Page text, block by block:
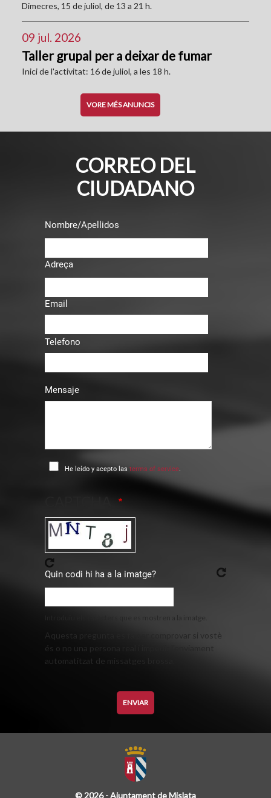
Dimecres, 15 de juliol, de 13 a 21 h.
09 jul. 2026
Taller grupal per a deixar de fumar
Inici de l'activitat: 16 de juliol, a les 18 h.
VORE MÉS ANUNCIS
CORREO DEL
CIUDADANO
Nombre/Apellidos
Adreça
Email
Telefono
Mensaje
He leído y acepto las terms of service.
Quin codi hi ha a la imatge?
Introduïu els caràcters que es mostren a la imatge.
Aquesta pregunta es fa per comprovar si vostè
és o no una persona real i impedir l'enviament
automatitzat de missatges brossa.
© 2026 - Ajuntament de Mislata